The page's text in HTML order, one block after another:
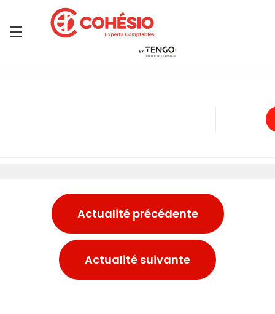
Actualité précédente
Actualité suivante